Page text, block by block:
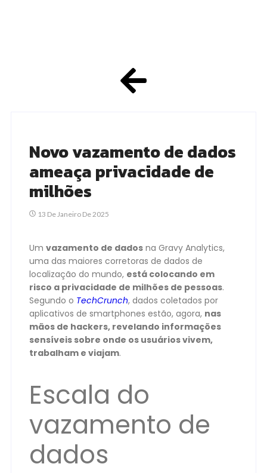
Novo vazamento de dados
ameaça privacidade de
milhões
13 De Janeiro De 2025
Um vazamento de dados na Gravy Analytics,
uma das maiores corretoras de dados de
localização do mundo, está colocando em
risco a privacidade de milhões de pessoas.
Segundo o TechCrunch, dados coletados por
aplicativos de smartphones estão, agora, nas
mãos de hackers, revelando informações
sensíveis sobre onde os usuários vivem,
trabalham e viajam.
Escala do
vazamento de
dados